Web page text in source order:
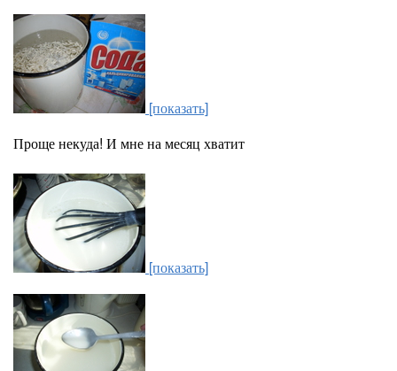
[показать]
Проще некуда! И мне на месяц хватит
[показать]